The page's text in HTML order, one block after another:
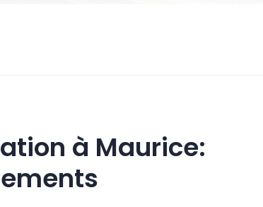
à Maurice: